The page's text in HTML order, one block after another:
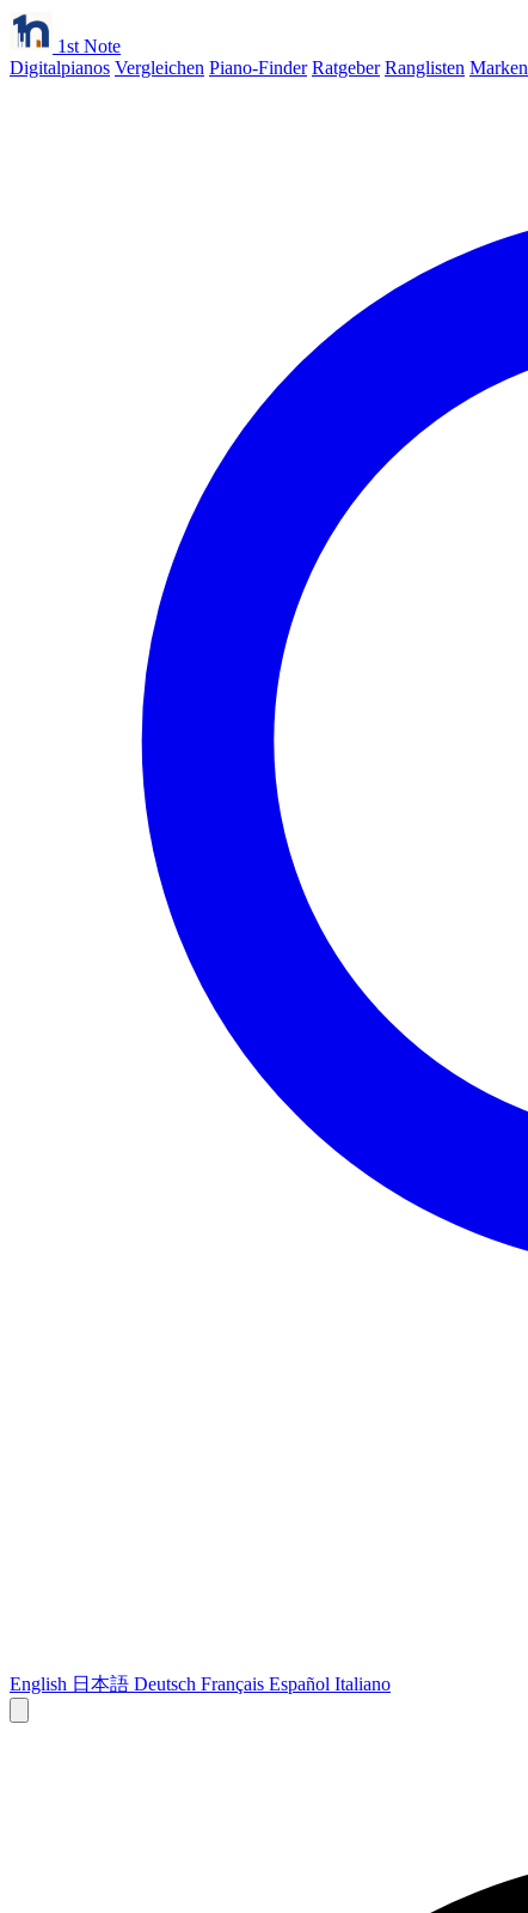
1st Note
Digitalpianos Vergleichen Piano-Finder Ratgeber Ranglisten Marken
English 日本語 Deutsch Français Español Italiano